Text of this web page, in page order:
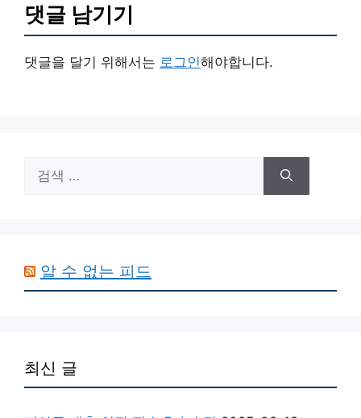
댓글 남기기
댓글을 달기 위해서는 로그인해야합니다.
색:
알 수 없는 피드
최신 글